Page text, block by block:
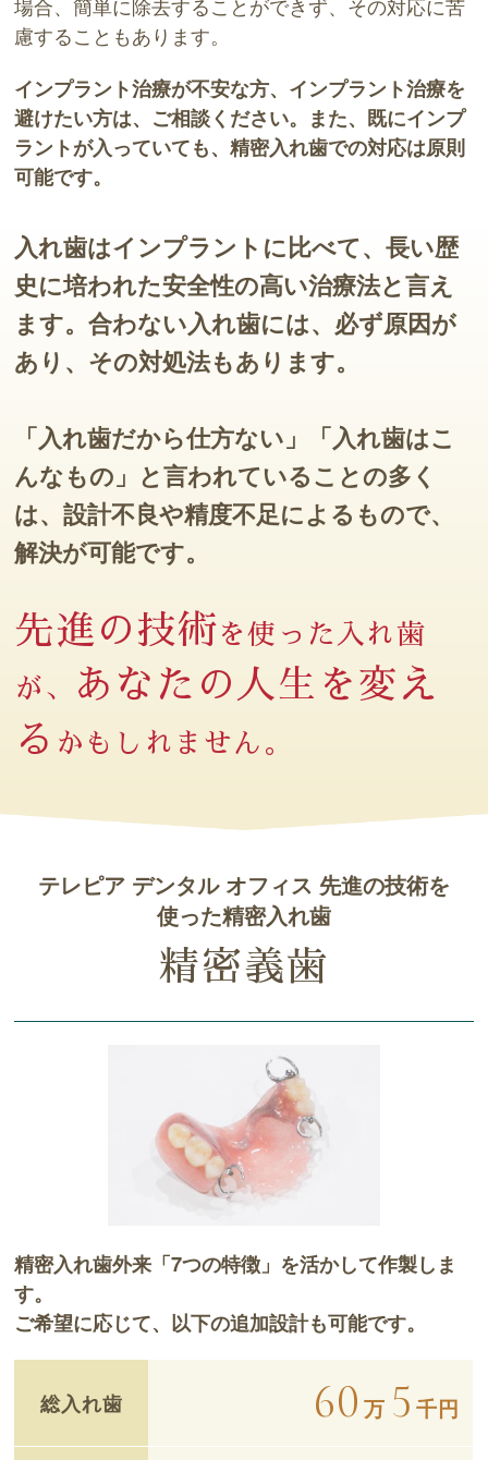
慮することもあります。
インプラント治療が不安な方、インプラント治療を
避けたい方は、ご相談ください。また、既にインプ
ラントが入っていても、精密入れ歯での対応は原則
可能です。
入れ歯はインプラントに比べて、長い歴
史に培われた安全性の高い治療法と言え
ます。合わない入れ歯には、必ず原因が
あり、その対処法もあります。
「入れ歯だから仕方ない」「入れ歯はこ
んなもの」と言われていることの多く
は、設計不良や精度不足によるもので、
解決が可能です。
先進の技術 を使った入れ歯
が、
あなたの人生を変え
る かもしれません。
テレピア デンタル オフィス 先進の技術を
使った精密入れ歯
精密義歯
精密入れ歯外来「7つの特徴」を活かして作製しま
す。
ご希望に応じて、以下の追加設計も可能です。
総入れ歯 60 万 5 千円